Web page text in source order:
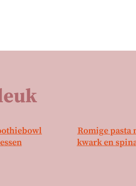
Romige pasta
kwark en